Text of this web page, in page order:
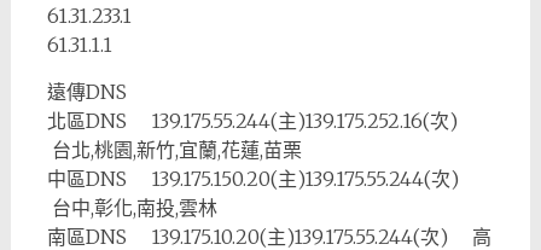
61.31.233.1
61.31.1.1
遠傳DNS
北區DNS 139.175.55.244(主)139.175.252.16(次)
台北,桃園,新竹,宜蘭,花蓮,苗栗
中區DNS 139.175.150.20(主)139.175.55.244(次)
台中,彰化,南投,雲林
南區DNS 139.175.10.20(主)139.175.55.244(次) 高